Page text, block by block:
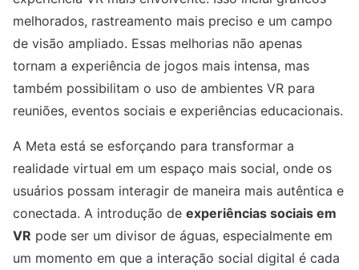
melhorados, rastreamento mais preciso e um campo
de visão ampliado. Essas melhorias não apenas
tornam a experiência de jogos mais intensa, mas
também possibilitam o uso de ambientes VR para
reuniões, eventos sociais e experiências educacionais.
A Meta está se esforçando para transformar a
realidade virtual em um espaço mais social, onde os
usuários possam interagir de maneira mais autêntica e
conectada. A introdução de experiências sociais em
VR pode ser um divisor de águas, especialmente em
um momento em que a interação social digital é cada